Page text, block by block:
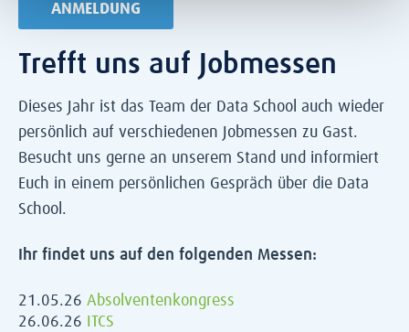
ANMELDUNG
Trefft uns auf Jobmessen
Dieses Jahr ist das Team der Data School auch wieder
persönlich auf verschiedenen Jobmessen zu Gast.
Besucht uns gerne an unserem Stand und informiert
Euch in einem persönlichen Gespräch über die Data
School.
Ihr findet uns auf den folgenden Messen:
21.05.26 Absolventenkongress
26.06.26
ITCS